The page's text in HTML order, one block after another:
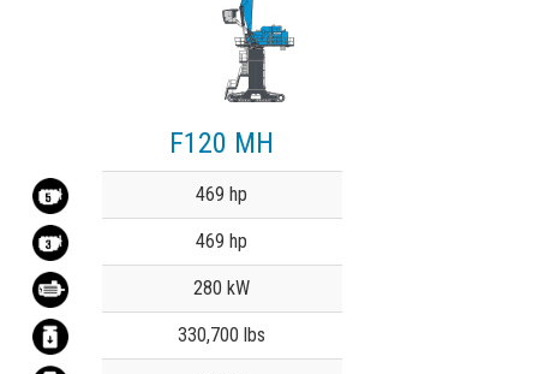
F120 MH
469 hp
469 hp
280 kW
330,700 lbs